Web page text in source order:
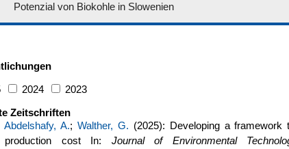
Potenzial von Biokohle in Slowenien
2024
2023
Zeitschriften
Abdelshafy, A.; Walther, G. (2025): Developing a
production cost In: Journal of Environmental